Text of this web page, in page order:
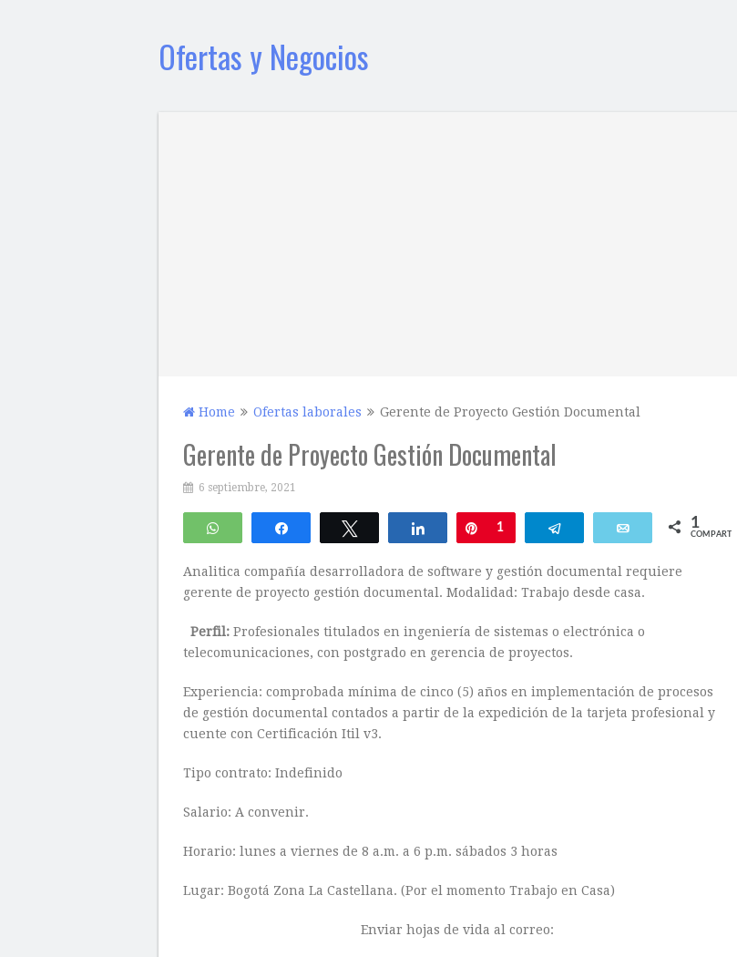
Ofertas y Negocios
Home Ofertas laborales Gerente de Proyecto Gestión Documental
Gerente de Proyecto Gestión Documental
6 septiembre, 2021
WhatsApp Compartir Twittear Compartir Pin
1 Telegram Email 1
COMPARTIR
Analitica compañía desarrolladora de software y gestión documental requiere
gerente de proyecto gestión documental. Modalidad: Trabajo desde casa.
Perfil: Profesionales titulados en ingeniería de sistemas o electrónica o
telecomunicaciones, con postgrado en gerencia de proyectos.
Experiencia: comprobada mínima de cinco (5) años en implementación de procesos
de gestión documental contados a partir de la expedición de la tarjeta profesional y
cuente con Certificación Itil v3.
Tipo contrato: Indefinido
Salario: A convenir.
Horario: lunes a viernes de 8 a.m. a 6 p.m. sábados 3 horas
Lugar: Bogotá Zona La Castellana. (Por el momento Trabajo en Casa)
Enviar hojas de vida al correo: